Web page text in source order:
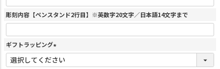
彫刻内容【ペンスタンド2行目】※英数字20文字／日本語14文字まで
ギフトラッピング
(
必